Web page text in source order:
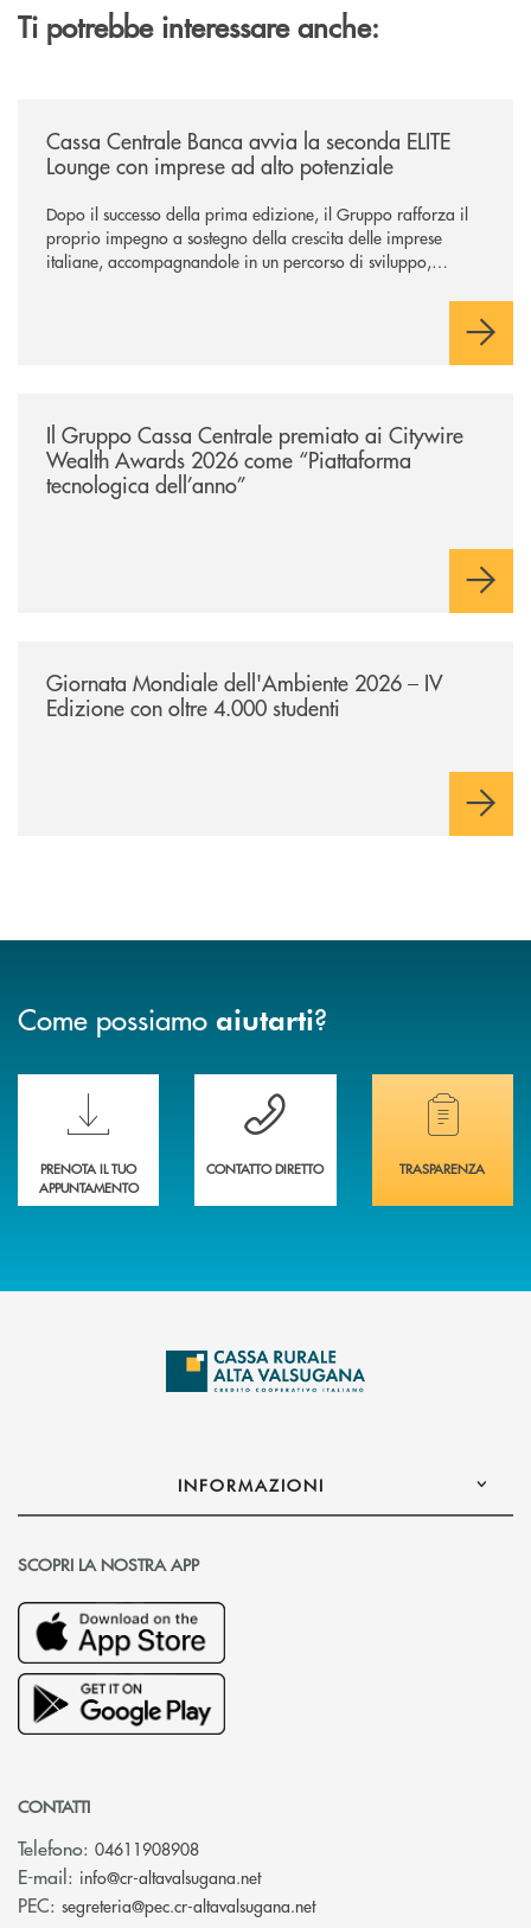
Ti potrebbe interessare anche:
Cassa Centrale Banca avvia la seconda ELITE
Lounge con imprese ad alto potenziale
Dopo il successo della prima edizione, il Gruppo rafforza il
proprio impegno a sostegno della crescita delle imprese
italiane, accompagnandole in un percorso di sviluppo,
Il Gruppo Cassa Centrale premiato ai Citywire
Wealth Awards 2026 come “Piattaforma
tecnologica dell’anno”
Giornata Mondiale dell'Ambiente 2026 – IV
Edizione con oltre 4.000 studenti
Come possiamo aiutarti?
Scopri le funzionalità della nuova PRENOTA BANCA
PRENOTA IL TUO
APPUNTAMENTO
Hai bisogno di assistenza immediata?
CONTATTO DIRETTO
Hai bisogno di
TRASPARENZA
INFORMAZIONI
SCOPRI LA NOSTRA APP
CONTATTI
Telefono: 04611908908
E-mail: info@cr-altavalsugana.net(si apre l’app di posta
PEC: segreteria@pec.cr-altavalsugana.net(si apre l’app di posta